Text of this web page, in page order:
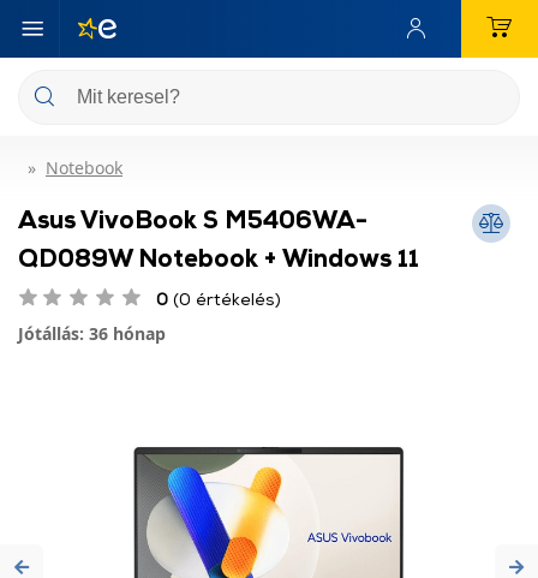
Notebook
Asus VivoBook S M5406WA-
QD089W Notebook + Windows 11
0 (0 értékelés)
Jótállás: 36 hónap